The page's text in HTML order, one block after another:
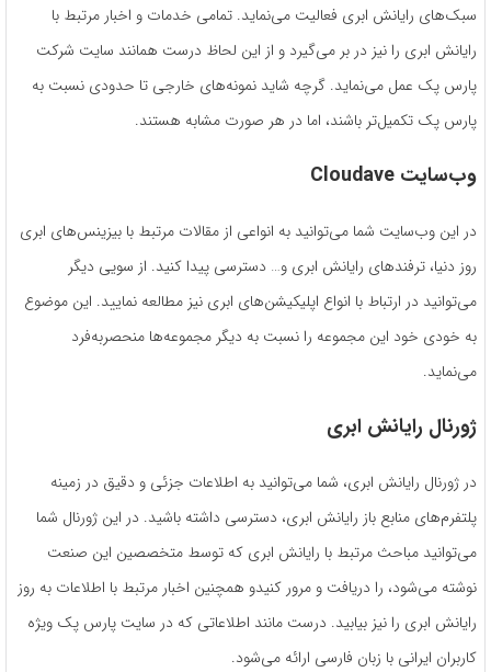
سبک‌های رایانش ابری فعالیت می‌نماید. تمامی خدمات و اخبار مرتبط با
رایانش ابری را نیز در بر می‌گیرد و از این لحاظ درست همانند سایت شرکت
پارس پک عمل می‌نماید. گرچه شاید نمونه‌های خارجی تا حدودی نسبت به
پارس پک تکمیل‌تر باشند، اما در هر صورت مشابه هستند.
وب‌سایت Cloudave
در این وب‌سایت شما می‌توانید به انواعی از مقالات مرتبط با بیزینس‌های ابری
روز دنیا، ترفندهای رایانش ابری و… دسترسی پیدا کنید. از سویی دیگر
می‌توانید در ارتباط با انواع اپلیکیشن‌های ابری نیز مطالعه نمایید. این موضوع
به خودی خود این مجموعه را نسبت به دیگر مجموعه‌ها منحصربه‌فرد
می‌نماید.
ژورنال رایانش ابری
در ژورنال رایانش ابری، شما می‌توانید به اطلاعات جزئی و دقیق در زمینه
پلتفرم‌های منابع باز رایانش ابری، دسترسی داشته باشید. در این ژورنال شما
می‌توانید مباحث مرتبط با رایانش ابری که توسط متخصصین این صنعت
نوشته می‌شود، را دریافت و مرور کنیدو همچنین اخبار مرتبط با اطلاعات به روز
رایانش ابری را نیز بیابید. درست مانند اطلاعاتی که در سایت پارس پک ویژه
کاربران ایرانی با زبان فارسی ارائه می‌شود.